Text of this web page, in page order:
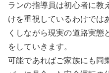
ランの指導員は初心者に教
けを重視しているわけでは
くしながら現実の道路実態
をしていきます。
可能であればご家族にも同